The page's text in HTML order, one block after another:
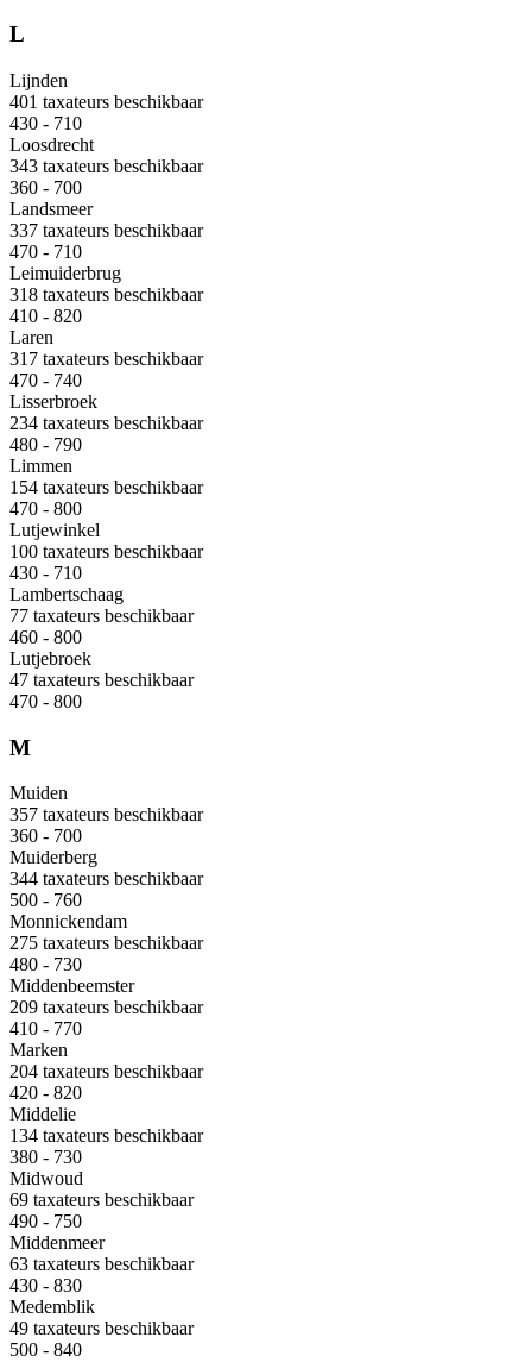
L
Lijnden
401 taxateurs beschikbaar
430 - 710
Loosdrecht
343 taxateurs beschikbaar
360 - 700
Landsmeer
337 taxateurs beschikbaar
470 - 710
Leimuiderbrug
318 taxateurs beschikbaar
410 - 820
Laren
317 taxateurs beschikbaar
470 - 740
Lisserbroek
234 taxateurs beschikbaar
480 - 790
Limmen
154 taxateurs beschikbaar
470 - 800
Lutjewinkel
100 taxateurs beschikbaar
430 - 710
Lambertschaag
77 taxateurs beschikbaar
460 - 800
Lutjebroek
47 taxateurs beschikbaar
470 - 800
M
Muiden
357 taxateurs beschikbaar
360 - 700
Muiderberg
344 taxateurs beschikbaar
500 - 760
Monnickendam
275 taxateurs beschikbaar
480 - 730
Middenbeemster
209 taxateurs beschikbaar
410 - 770
Marken
204 taxateurs beschikbaar
420 - 820
Middelie
134 taxateurs beschikbaar
380 - 730
Midwoud
69 taxateurs beschikbaar
490 - 750
Middenmeer
63 taxateurs beschikbaar
430 - 830
Medemblik
49 taxateurs beschikbaar
500 - 840